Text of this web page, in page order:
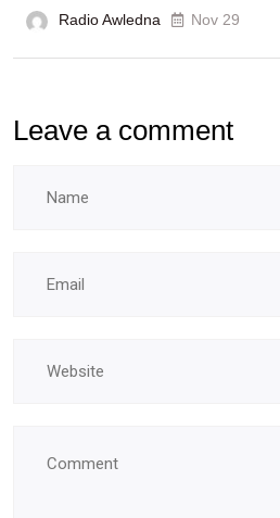
écoles
Radio Awledna Nov 29
Leave a comment